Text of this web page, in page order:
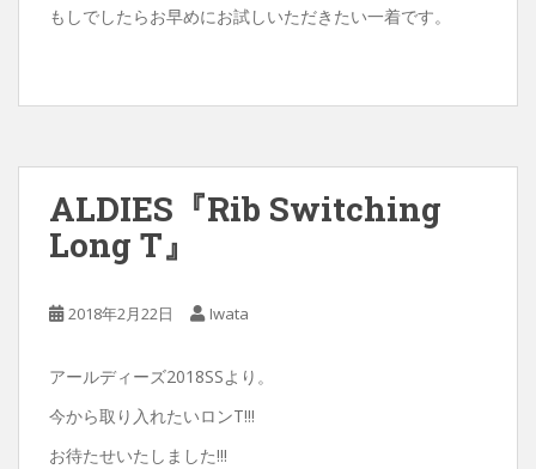
もしでしたらお早めにお試しいただきたい一着です。
ALDIES『Rib Switching
Long T』
2018年2月22日 Iwata
アールディーズ2018SSより。
今から取り入れたいロンT!!!
お待たせいたしました!!!